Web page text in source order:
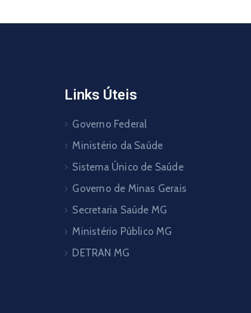
Links Úteis
Governo Federal
Ministério da Saúde
Sistema Único de Saúde
Governo de Minas Gerais
Secretaria Saúde MG
Ministério Público MG
DETRAN MG